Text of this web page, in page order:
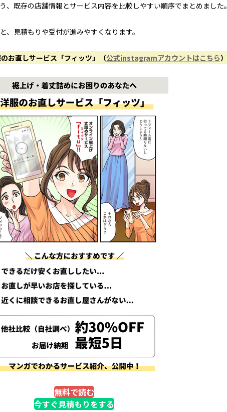
、既存の店舗情報とサービス内容を比較しやすい順序でまとめました。
見積もりや受付が進みやすくなります。
お直しサービス「フィッツ」（公式instagramアカウントはこちら）
無料で読む
今すぐ見積もりをする